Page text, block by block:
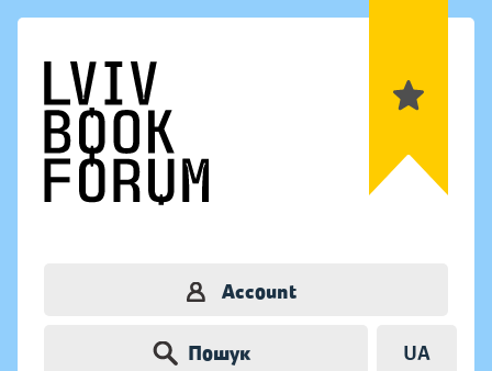
Account
Пошук UA